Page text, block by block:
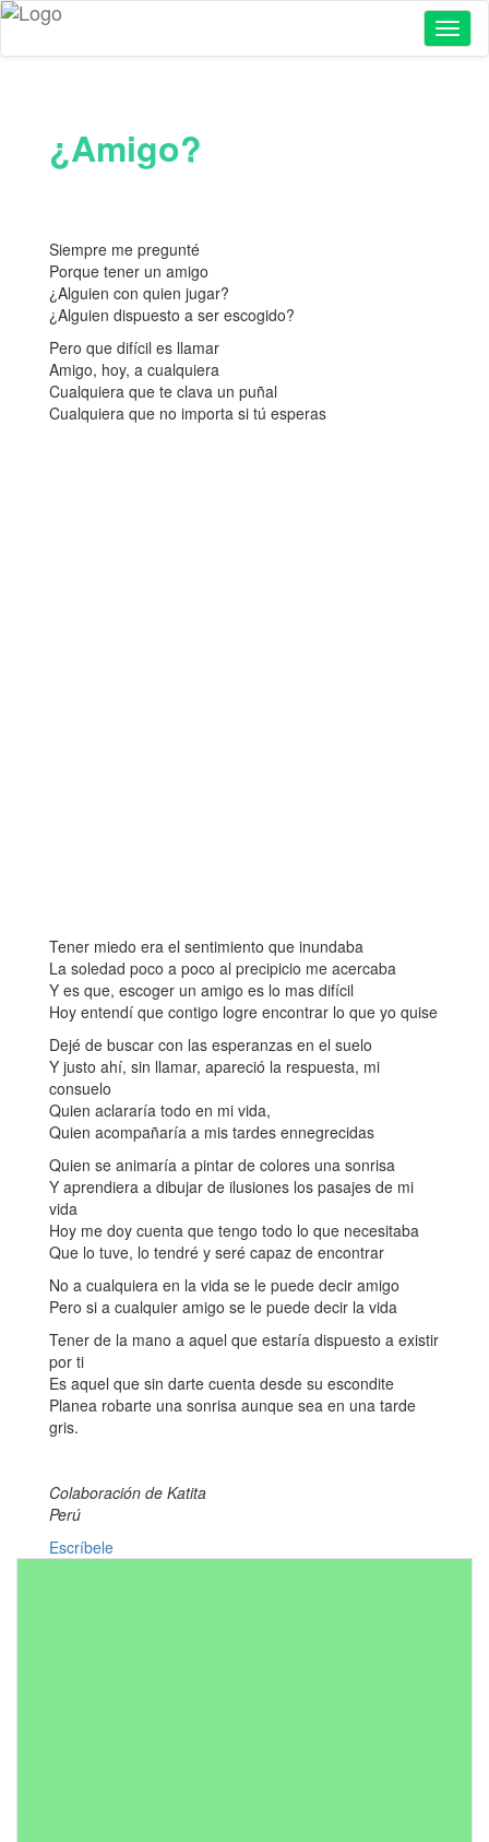
¿Amigo?
Siempre me pregunté
Porque tener un amigo
¿Alguien con quien jugar?
¿Alguien dispuesto a ser escogido?
Pero que difícil es llamar
Amigo, hoy, a cualquiera
Cualquiera que te clava un puñal
Cualquiera que no importa si tú esperas
Tener miedo era el sentimiento que inundaba
La soledad poco a poco al precipicio me acercaba
Y es que, escoger un amigo es lo mas difícil
Hoy entendí que contigo logre encontrar lo que yo quise
Dejé de buscar con las esperanzas en el suelo
Y justo ahí, sin llamar, apareció la respuesta, mi
consuelo
Quien aclararía todo en mi vida,
Quien acompañaría a mis tardes ennegrecidas
Quien se animaría a pintar de colores una sonrisa
Y aprendiera a dibujar de ilusiones los pasajes de mi
vida
Hoy me doy cuenta que tengo todo lo que necesitaba
Que lo tuve, lo tendré y seré capaz de encontrar
No a cualquiera en la vida se le puede decir amigo
Pero si a cualquier amigo se le puede decir la vida
Tener de la mano a aquel que estaría dispuesto a existir
por ti
Es aquel que sin darte cuenta desde su escondite
Planea robarte una sonrisa aunque sea en una tarde
gris.
Colaboración de Katita
Perú
Escríbele